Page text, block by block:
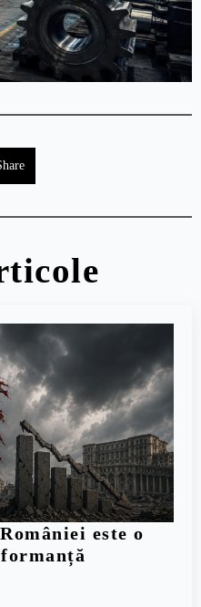
este o